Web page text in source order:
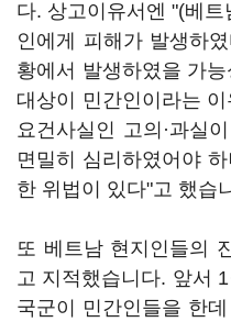
다. 상고이유서엔 "(베
인에게 피해가 발생하
황에서 발생하였을 가
대상이 민간인이라는
요건사실인 고의·과실
면밀히 심리하였어야
한 위법이 있다"고 했습
또 베트남 현지인들의
고 지적했습니다. 앞서
국군이 민간인들을 한